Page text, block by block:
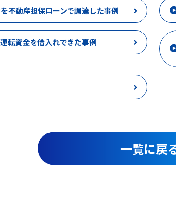
不動産担保ローンで調達した事例
転資金を借入れできた事例
一覧に戻